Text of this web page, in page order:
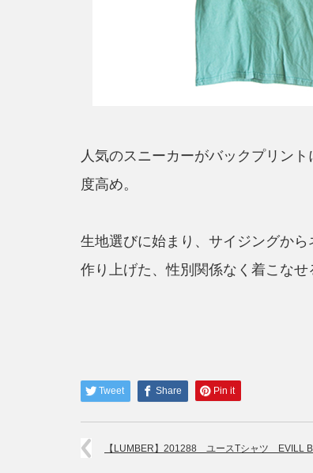
人気のスニーカーがバックプリン
度高め。
生地選びに始まり、サイジングか
作り上げた、性別関係なく着こなせ
Tweet Share Pin it
【LUMBER】201288 ユースTシャツ EVILL